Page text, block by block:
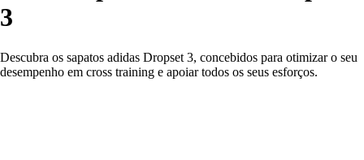
3
Descubra os sapatos adidas Dropset 3, concebidos para otimizar o seu
desempenho em cross training e apoiar todos os seus esforços.